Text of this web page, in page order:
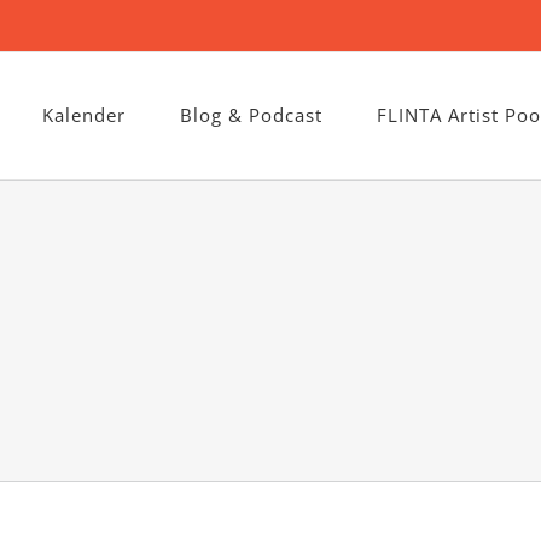
Kalender Blog & Podcast FLINTA Artist